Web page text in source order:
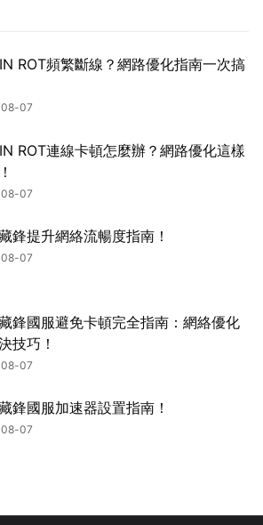
ROT頻繁斷線？網路優化指南一次搞
07
ROT連線卡頓怎麼辦？網路優化這樣
07
鋒提升網絡流暢度指南！
07
鋒國服避免卡頓完全指南：網絡優化
技巧！
07
鋒國服加速器設置指南！
07